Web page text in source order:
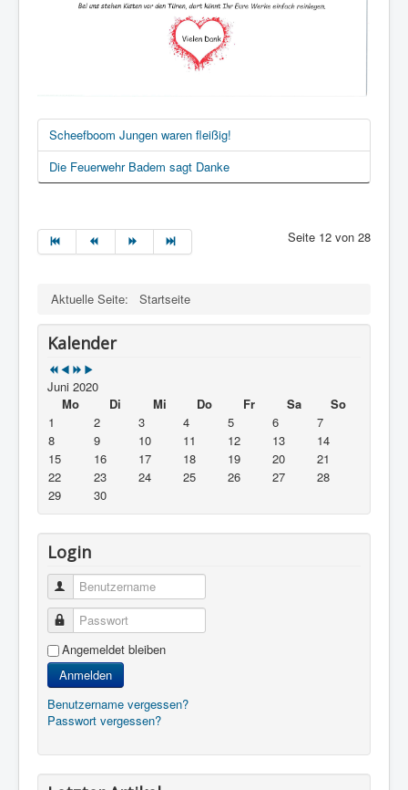
Scheefboom Jungen waren fleißig!
Die Feuerwehr Badem sagt Danke
Seite 12 von 28
Aktuelle Seite: Startseite
Kalender
Juni 2020
Mo
Di Mi Do Fr Sa
So
1
2 3 4 5 6
7
8
9 10 11 12 13
14
15
16 17 18 19 20
21
22
23 24 25 26 27
28
29
30
Login
Benutzername
Passwort
Angemeldet bleiben
Anmelden
Benutzername vergessen?
Passwort vergessen?